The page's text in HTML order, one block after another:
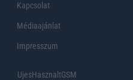
Kapcsolat
Médiaajánlat
Impresszum
UjesHasznaltGSM